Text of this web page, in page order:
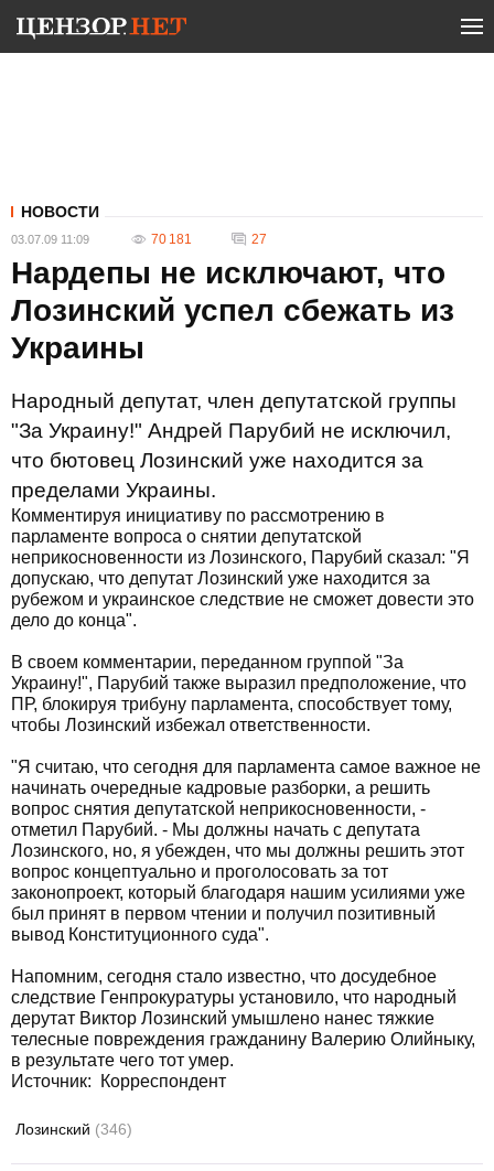
НОВОСТИ
03.07.09 11:09 70 181 27
Нардепы не исключают, что
Лозинский успел сбежать из
Украины
Народный депутат, член депутатской группы
"За Украину!" Андрей Парубий не исключил,
что бютовец Лозинский уже находится за
пределами Украины.
Комментируя инициативу по рассмотрению в
парламенте вопроса о снятии депутатской
неприкосновенности из Лозинского, Парубий сказал: "Я
допускаю, что депутат Лозинский уже находится за
рубежом и украинское следствие не сможет довести это
дело до конца".
В своем комментарии, переданном группой "За
Украину!", Парубий также выразил предположение, что
ПР, блокируя трибуну парламента, способствует тому,
чтобы Лозинский избежал ответственности.
"Я считаю, что сегодня для парламента самое важное не
начинать очередные кадровые разборки, а решить
вопрос снятия депутатской неприкосновенности, -
отметил Парубий. - Мы должны начать с депутата
Лозинского, но, я убежден, что мы должны решить этот
вопрос концептуально и проголосовать за тот
законопроект, который благодаря нашим усилиями уже
был принят в первом чтении и получил позитивный
вывод Конституционного суда".
Напомним, сегодня стало известно, что досудебное
следствие Генпрокуратуры установило, что народный
дерутат Виктор Лозинский умышлено нанес тяжкие
телесные повреждения гражданину Валерию Олийныку,
в результате чего тот умер.
Источник: Корреспондент
Лозинский (346)